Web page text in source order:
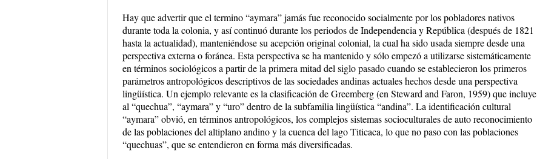
Hay que advertir que el termino “aymara” jamás fue reconocido socialmente por los pobladores nativos
durante toda la colonia, y así continuó durante los periodos de Independencia y República (después de 1821
hasta la actualidad), manteniéndose su acepción original colonial, la cual ha sido usada siempre desde una
perspectiva externa o foránea. Esta perspectiva se ha mantenido y sólo empezó a utilizarse sistemáticamente
en términos sociológicos a partir de la primera mitad del siglo pasado cuando se establecieron los primeros
parámetros antropológicos descriptivos de las sociedades andinas actuales hechos desde una perspectiva
lingüística. Un ejemplo relevante es la clasificación de Greemberg (en Steward and Faron, 1959) que incluye
al “quechua”, “aymara” y “uro” dentro de la subfamilia lingüística “andina”. La identificación cultural
“aymara” obvió, en términos antropológicos, los complejos sistemas socioculturales de auto reconocimiento
de las poblaciones del altiplano andino y la cuenca del lago Titicaca, lo que no paso con las poblaciones
“quechuas”, que se entendieron en forma más diversificadas.